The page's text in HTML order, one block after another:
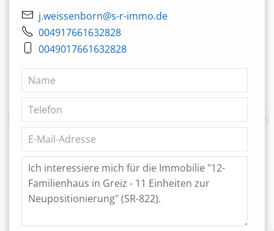
j.weissenborn@s-r-immo.de
004917661632828
0049017661632828